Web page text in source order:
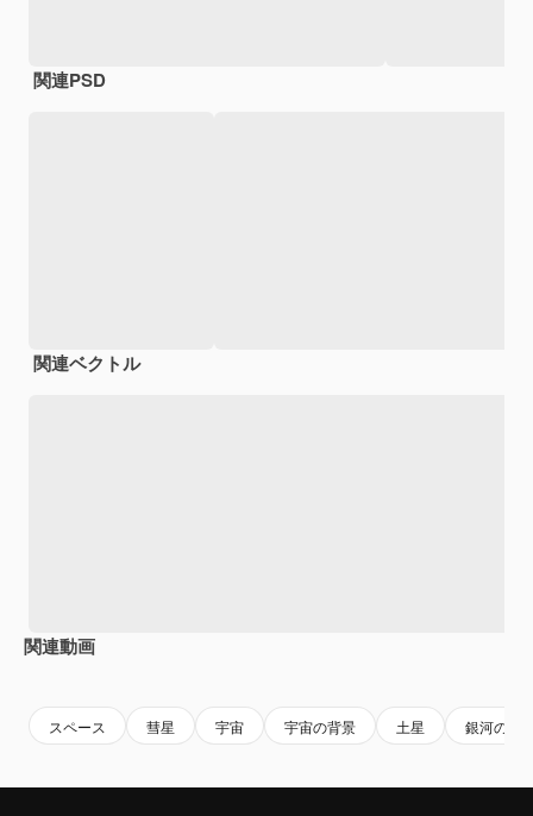
関連PSD
関連ベクトル
関連動画
スペース 彗星 宇宙 宇宙の背景 土星 銀河の背